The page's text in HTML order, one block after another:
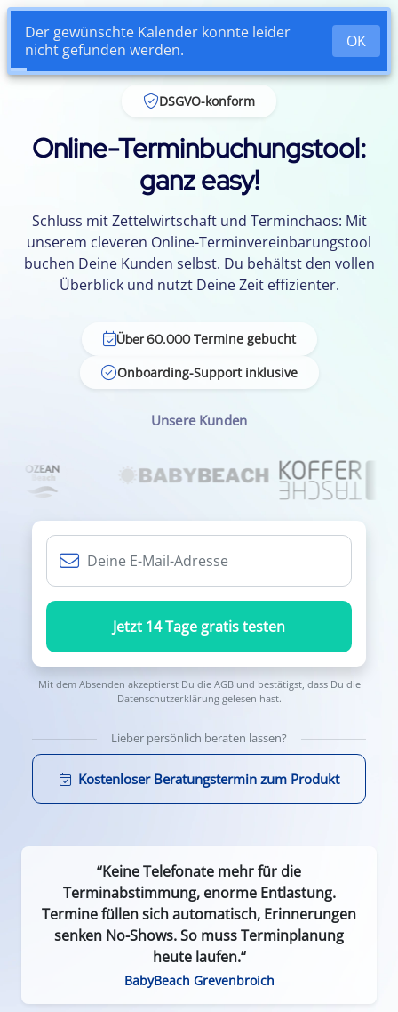
Login
DSGVO-konform
Online-Terminbuchungstool:
ganz easy!
Schluss mit Zettelwirtschaft und Terminchaos: Mit
unserem cleveren Online-Terminvereinbarungstool
buchen Deine Kunden selbst. Du behältst den vollen
Überblick und nutzt Deine Zeit effizienter.
Über 60.000Termine gebucht
Onboarding-Support inklusive
Unsere Kunden
Jetzt 14 Tage gratis testen
Mit dem Absenden akzeptierst Du die AGBund bestätigst, dass Du die
Datenschutzerklärunggelesen hast.
Lieber persönlich beraten lassen?
Kostenloser Beratungstermin zum Produkt
“Keine Telefonate mehr für die
Terminabstimmung, enorme Entlastung.
Termine füllen sich automatisch, Erinnerungen
senken No-Shows. So muss Terminplanung
heute laufen.“
BabyBeach Grevenbroich
Effizient & zeitsparend:
Weniger Leerlauf durch Terminausfälle